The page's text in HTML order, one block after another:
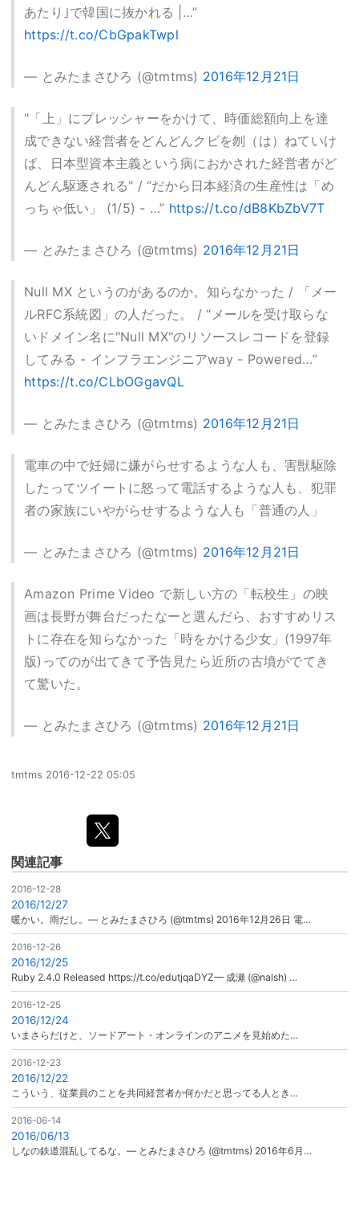
あたり｣で韓国に抜かれる |…”
https://t.co/CbGpakTwpl
— とみたまさひろ (@tmtms) 2016年12月21日
"「上」にプレッシャーをかけて、時価総額向上を達
成できない経営者をどんどんクビを刎（は）ねていけ
ば、日本型資本主義という病におかされた経営者がど
んどん駆逐される" / “だから日本経済の生産性は「め
っちゃ低い」 (1/5) - …” https://t.co/dB8KbZbV7T
— とみたまさひろ (@tmtms) 2016年12月21日
Null MX というのがあるのか。知らなかった / 「メー
ルRFC系統図」の人だった。 / “メールを受け取らな
いドメイン名に"Null MX"のリソースレコードを登録
してみる - インフラエンジニアway - Powered…”
https://t.co/CLbOGgavQL
— とみたまさひろ (@tmtms) 2016年12月21日
電車の中で妊婦に嫌がらせするような人も、害獣駆除
したってツイートに怒って電話するような人も、犯罪
者の家族にいやがらせするような人も「普通の人」
— とみたまさひろ (@tmtms) 2016年12月21日
Amazon Prime Video で新しい方の「転校生」の映
画は長野が舞台だったなーと選んだら、おすすめリス
トに存在を知らなかった「時をかける少女」(1997年
版)ってのが出てきて予告見たら近所の古墳がでてき
て驚いた。
— とみたまさひろ (@tmtms) 2016年12月21日
tmtms 2016-12-22 05:05
関連記事
2016-12-28
2016/12/27
暖かい。雨だし。— とみたまさひろ (@tmtms) 2016年12月26日 電…
2016-12-26
2016/12/25
Ruby 2.4.0 Released https://t.co/edutjqaDYZ— 成瀬 (@nalsh) …
2016-12-25
2016/12/24
いまさらだけと、ソードアート・オンラインのアニメを見始めた…
2016-12-23
2016/12/22
こういう、従業員のことを共同経営者か何かだと思ってる人とき…
2016-06-14
2016/06/13
しなの鉄道混乱してるな。— とみたまさひろ (@tmtms) 2016年6月…